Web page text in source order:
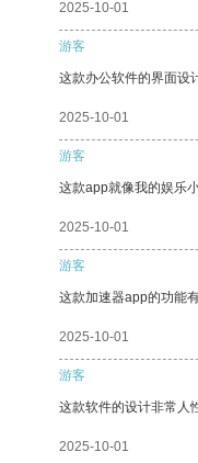
2025-10-01
游客
这款办公软件的界面设
2025-10-01
游客
这款app就像我的娱乐
2025-10-01
游客
这款加速器app的功能
2025-10-01
游客
这款软件的设计非常人
2025-10-01